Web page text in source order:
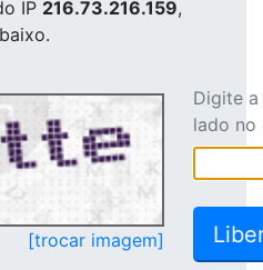
IP 216.73.216.159,
[trocar imagem]
Digite
lado no